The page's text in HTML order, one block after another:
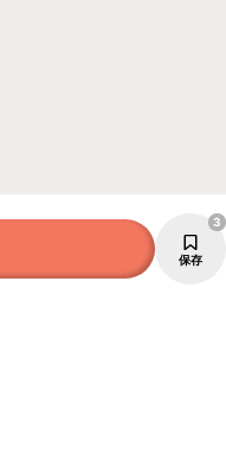
保存
3